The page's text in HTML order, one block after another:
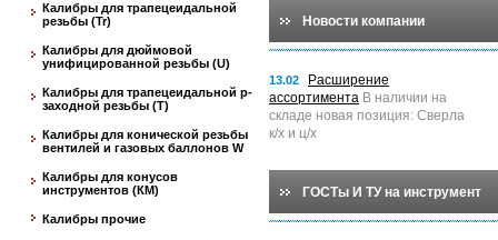
Калибры для трапецеидальной
резьбы (Tr)
Калибры для дюймовой
унифицированной резьбы (U)
Калибры для трапецеидальной p-
заходной резьбы (T)
Калибры для конической резьбы
вентилей и газовых баллонов W
Калибры для конусов
инструментов (КМ)
Калибры прочие
Новости компании
13.02
Расширение
ассортимента В наличии на
складе новая позиция: Сверла
к/х и ц/х
ГОСТы И ТУ на инструмент